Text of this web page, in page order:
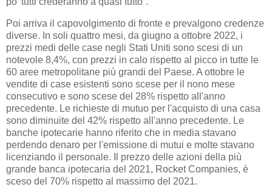
Poi arriva il capovolgimento di fronte e prevalgono credenze
diverse. In soli quattro mesi, da giugno a ottobre 2022, i
prezzi medi delle case negli Stati Uniti sono scesi di un
notevole 8,4%, con prezzi in calo rispetto al picco in tutte le
60 aree metropolitane più grandi del Paese. A ottobre le
vendite di case esistenti sono scese per il nono mese
consecutivo e sono scese del 28% rispetto all'anno
precedente. Le richieste di mutuo per l'acquisto di una casa
sono diminuite del 42% rispetto all'anno precedente. Le
banche ipotecarie hanno riferito che in media stavano
perdendo denaro per l'emissione di mutui e molte stavano
licenziando il personale. Il prezzo delle azioni della più
grande banca ipotecaria del 2021, Rocket Companies, è
sceso del 70% rispetto al massimo del 2021.